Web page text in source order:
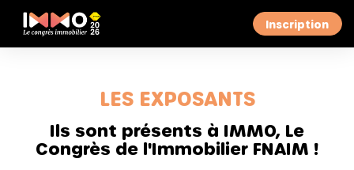
Inscription
LES EXPOSANTS
Ils sont présents à IMMO, Le
Congrès de l'Immobilier FNAIM !